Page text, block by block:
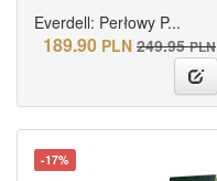
Everdell: Perłowy P...
189.90 PLN 249.95 PLN
-17%